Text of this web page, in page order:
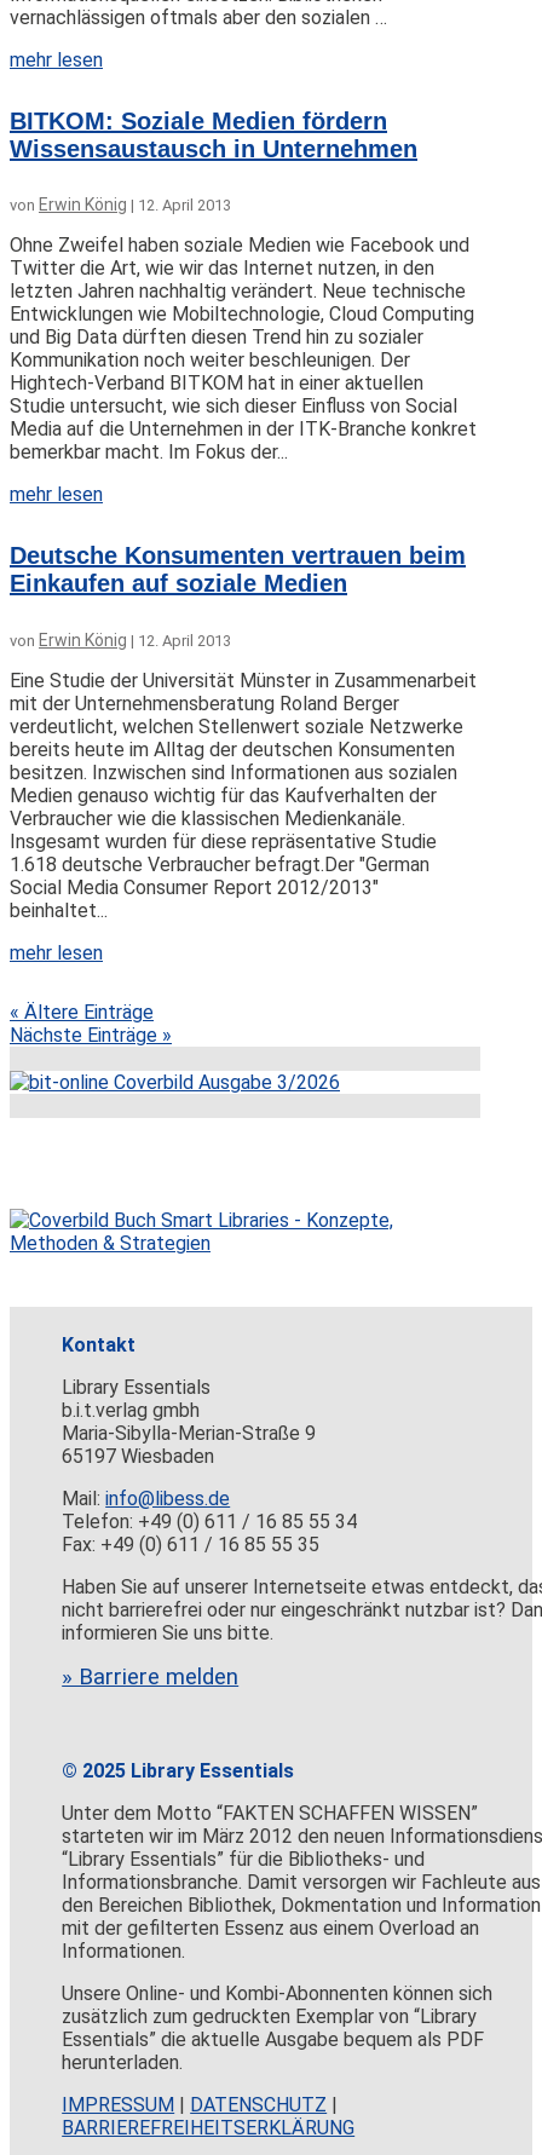
vernachlässigen oftmals aber den sozialen …
mehr lesen
BITKOM: Soziale Medien fördern
Wissensaustausch in Unternehmen
von Erwin König | 12. April 2013
Ohne Zweifel haben soziale Medien wie Facebook und
Twitter die Art, wie wir das Internet nutzen, in den
letzten Jahren nachhaltig verändert. Neue technische
Entwicklungen wie Mobiltechnologie, Cloud Computing
und Big Data dürften diesen Trend hin zu sozialer
Kommunikation noch weiter beschleunigen. Der
Hightech-Verband BITKOM hat in einer aktuellen
Studie untersucht, wie sich dieser Einfluss von Social
Media auf die Unternehmen in der ITK-Branche konkret
bemerkbar macht. Im Fokus der...
mehr lesen
Deutsche Konsumenten vertrauen beim
Einkaufen auf soziale Medien
von Erwin König | 12. April 2013
Eine Studie der Universität Münster in Zusammenarbeit
mit der Unternehmensberatung Roland Berger
verdeutlicht, welchen Stellenwert soziale Netzwerke
bereits heute im Alltag der deutschen Konsumenten
besitzen. Inzwischen sind Informationen aus sozialen
Medien genauso wichtig für das Kaufverhalten der
Verbraucher wie die klassischen Medienkanäle.
Insgesamt wurden für diese repräsentative Studie
1.618 deutsche Verbraucher befragt.Der "German
Social Media Consumer Report 2012/2013"
beinhaltet...
mehr lesen
« Ältere Einträge
Nächste Einträge »
Kontakt
Library Essentials
b.i.t.verlag gmbh
Maria-Sibylla-Merian-Straße 9
65197 Wiesbaden
Mail:info@libess.de
Telefon: +49 (0) 611 / 16 85 55 34
Fax: +49 (0) 611 / 16 85 55 35
Haben Sie auf unserer Internetseite etwas entdeckt,
nicht barrierefrei oder nur eingeschränkt nutzbar ist?
informieren Sie uns bitte.
» Barriere melden
© 2025 Library Essentials
Unter dem Motto “FAKTEN SCHAFFEN WISSEN”
starteten wir im März 2012 den neuen
“Library Essentials” für die Bibliotheks- und
Informationsbranche. Damit versorgen wir Fachleute aus
den Bereichen Bibliothek, Dokmentation und Information
mit der gefilterten Essenz aus einem Overload an
Informationen.
Unsere Online- und Kombi-Abonnenten können sich
zusätzlich zum gedruckten Exemplar von “Library
Essentials” die aktuelle Ausgabe bequem als PDF
herunterladen.
IMPRESSUM | DATENSCHUTZ |
BARRIEREFREIHEITSERKLÄRUNG